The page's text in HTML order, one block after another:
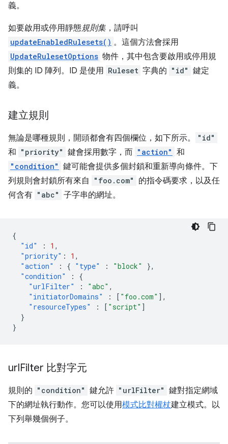
義。
如要啟用或停用靜態規則集 ，請呼叫
updateEnabledRulesets() 。這個方法會採用
UpdateRulesetOptions 物件，其中包含要啟用或停用規
則集的 ID 陣列。ID 是使用 Ruleset 字典的 "id" 鍵定
義。
建立規則
無論是哪種規則，開頭都會有四個欄位，如下所示。 "id"
和 "priority" 鍵會採用數字，而 "action" 和
"condition" 鍵可能會提供多個封鎖和重新導向條件。下
列規則會封鎖所有來自
"foo.com"
的指令碼要求，以及任
何含有 "abc" 子字串的網址。
{
"id"
: 1 ,
"priority" : 1 ,
"action"
: { "type" : "block"
},
"condition"
:
{
"urlFilter"
: "abc" ,
"initiatorDomains"
: [ "foo.com" ],
"resourceTypes"
: [ "script" ]
}
}
urlFilter 比對字元
規則的 "condition" 鍵允許 "urlFilter" 鍵對指定網域
下的網址執行動作。您可以使用模式比對權杖建立模式。以
下列舉幾個例子。